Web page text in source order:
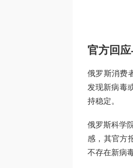
官方回
俄罗斯消费
发现新病毒
持稳定。
俄罗斯科学
感，其官方
不存在新病